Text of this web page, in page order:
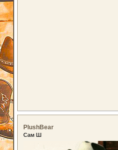
PlushBear
Сам Ш